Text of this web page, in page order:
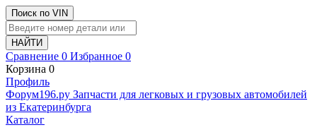
Поиск по VIN
Сравнение 0 Избранное 0
Корзина 0
Профиль
Фoрум196.ру Запчасти для легковых и грузовых автомобилей
из Екатеринбурга
Каталог